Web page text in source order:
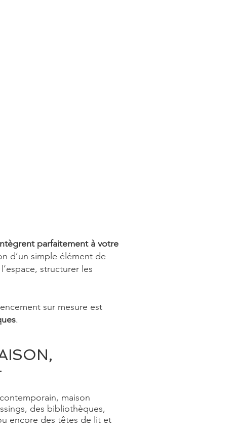
parfaitement à votre
d’un simple élément de
structurer les
sur mesure est
.
maison
des bibliothèques,
encore des têtes de lit et